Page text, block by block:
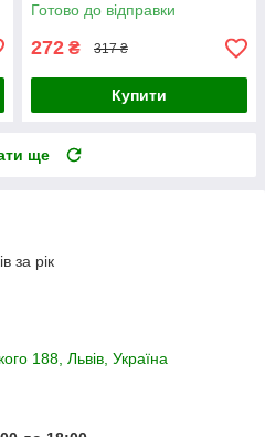
Готово до відправки
272 ₴ 317 ₴
Купити
ще
за рік
188, Львів, Україна